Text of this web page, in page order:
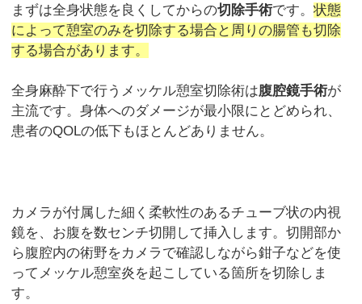
まずは全身状態を良くしてからの切除手術です。状態
によって憩室のみを切除する場合と周りの腸管も切除
する場合があります。
全身麻酔下で行うメッケル憩室切除術は腹腔鏡手術が
主流です。身体へのダメージが最小限にとどめられ、
患者のQOLの低下もほとんどありません。
カメラが付属した細く柔軟性のあるチューブ状の内視
鏡を、お腹を数センチ切開して挿入します。切開部か
ら腹腔内の術野をカメラで確認しながら鉗子などを使
ってメッケル憩室炎を起こしている箇所を切除しま
す。